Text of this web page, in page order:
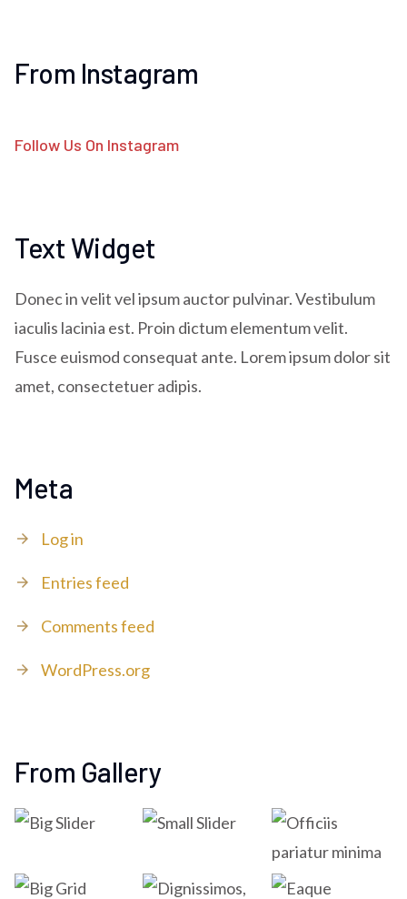
From Instagram
Follow Us On Instagram
Text Widget
Donec in velit vel ipsum auctor pulvinar. Vestibulum
iaculis lacinia est. Proin dictum elementum velit.
Fusce euismod consequat ante. Lorem ipsum dolor sit
amet, consectetuer adipis.
Meta
Log in
Entries feed
Comments feed
WordPress.org
From Gallery